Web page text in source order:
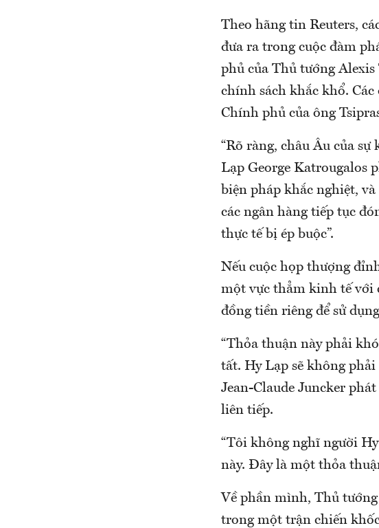
Theo hãng tin Reuters,
đưa ra trong cuộc đàm
phủ của Thủ tướng
chính sách khắc khổ.
Chính phủ của ông
“Rõ ràng, châu Âu của
Lạp George Katrougalos
biện pháp khắc nghiệt,
các ngân hàng tiếp tục
thực tế bị ép buộc”.
Nếu cuộc họp thượng
một vực thẳm kinh tế với
đồng tiền riêng để sử
“Thỏa thuận này phải
tất. Hy Lạp sẽ không
Jean-Claude Juncker
liên tiếp.
“Tôi không nghĩ người
này. Đây là một thỏa
Về phần mình, Thủ
trong một trận chiến